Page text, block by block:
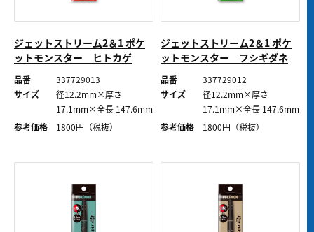
ジェットストリーム2＆1 ポケ
ットモンスター ヒトカゲ
品番
337729013
サイズ
径12.2mm×厚さ
17.1mm×全長 147.6mm
参考価格
1800円（税抜）
ジェットストリーム2＆1 ポケ
ットモンスター フシギダネ
品番
337729012
サイズ
径12.2mm×厚さ
17.1mm×全長 147.6mm
参考価格
1800円（税抜）